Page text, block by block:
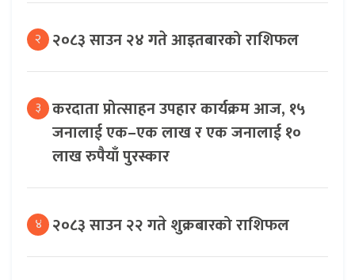
२ २०८३ साउन २४ गते आइतबारको राशिफल
३ करदाता प्रोत्साहन उपहार कार्यक्रम आज, १५
जनालाई एक–एक लाख र एक जनालाई १०
लाख रुपैयाँ पुरस्कार
४ २०८३ साउन २२ गते शुक्रबारको राशिफल